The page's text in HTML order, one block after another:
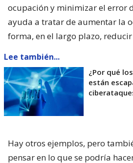
ocupación y minimizar el error
ayuda a tratar de aumentar la
forma, en el largo plazo,
Lee también...
¿Por qué
están
Hay otros ejemplos, pero
pensar en lo que se podría